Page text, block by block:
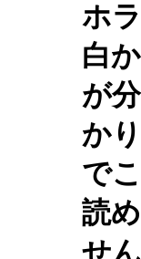
ホ
白
が分
か
で
読
せ